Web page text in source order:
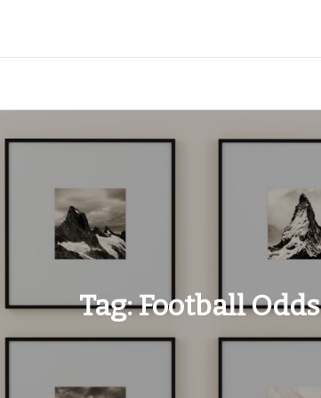
Tag:Football Odds